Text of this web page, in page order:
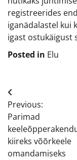
registreerides
iganädalastel kui
igast ostukäigust
Posted in Elu
Previous:
Parimad
kiireks võõrkeele
omandamiseks